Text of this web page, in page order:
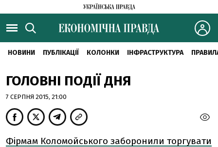
НОВИНИ ПУБЛІКАЦІЇ КОЛОНКИ ІНФРАСТРУКТУРА
ГОЛОВНІ ПОДІЇ ДНЯ
7 СЕРПНЯ 2015, 21:00
Фірмам Коломойського заборонили торгувати